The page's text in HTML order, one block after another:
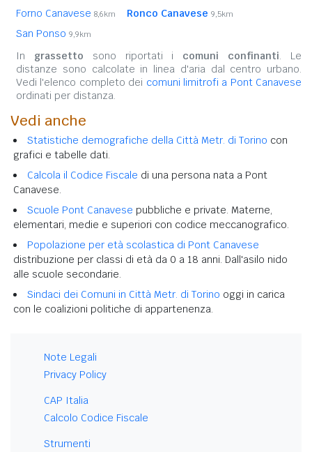
Forno Canavese 8,6km Ronco Canavese 9,5km
San Ponso 9,9km
In grassetto sono riportati i comuni confinanti. Le
distanze sono calcolate in linea d'aria dal centro urbano.
Vedi l'elenco completo dei comuni limitrofi a Pont Canavese
ordinati per distanza.
Vedi anche
Statistiche demografiche della Città Metr. di Torino con
grafici e tabelle dati.
Calcola il Codice Fiscale di una persona nata a Pont
Canavese.
Scuole Pont Canavese pubbliche e private. Materne,
elementari, medie e superiori con codice meccanografico.
Popolazione per età scolastica di Pont Canavese
distribuzione per classi di età da 0 a 18 anni. Dall'asilo nido
alle scuole secondarie.
Sindaci dei Comuni in Città Metr. di Torino oggi in carica
con le coalizioni politiche di appartenenza.
Note Legali
Privacy Policy
CAP Italia
Calcolo Codice Fiscale
Strumenti